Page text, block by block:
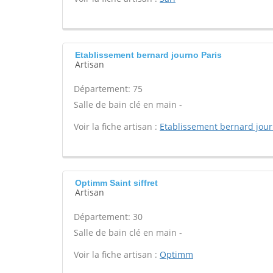
Etablissement bernard journo Paris
Artisan
Département: 75
Salle de bain clé en main -
Voir la fiche artisan : Etablissement bernard
Optimm Saint siffret
Artisan
Département: 30
Salle de bain clé en main -
Voir la fiche artisan : Optimm